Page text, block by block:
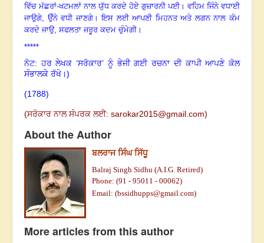
ਵਿੱਚ ਮੱਛਰਾਂ-ਖਟਮਲਾਂ ਨਾਲ ਯੁੱਧ ਕਰਦੇ ਹੋਏ ਗੁਜ਼ਾਰਨੀ ਪਈ। ਵਹਿਮ ਜਿੰਨੇ ਵਧਾਈ
ਜਾਉਗੇ, ਉੰਨੇ ਵਧੀ ਜਾਣਗੇ।ਇਸ ਲਈ ਆਪਣੀ ਮਿਹਨਤ ਅਤੇ ਲਗਨ ਨਾਲ ਕੰਮ
ਕਰਦੇ ਜਾਉ, ਸਫਲਤਾ ਜਰੂਰ ਕਦਮ ਚੁੰਮੇਗੀ।
*****
ਨੋਟ: ਹਰ ਲੇਖਕ ‘ਸਰੋਕਾਰ’ ਨੂੰ ਭੇਜੀ ਗਈ ਰਚਨਾ ਦੀ ਕਾਪੀ ਆਪਣੇ ਕੋਲ
ਸੰਭਾਲਕੇ ਰੱਖੇ।)
(1788)
(ਸਰੋਕਾਰ ਨਾਲ ਸੰਪਰਕ ਲਈ: sarokar2015@gmail.com)
About the Author
ਬਲਰਾਜ ਸਿੰਘ ਸਿੱਧੂ
Balraj Singh Sidhu (A.I.G. Retired)
Phone: (91 - 95011 - 00062)
Email: (bssidhupps@gmail.com)
More articles from this author